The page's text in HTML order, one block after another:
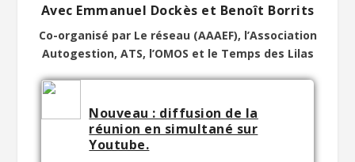
Avec Emmanuel Dockès et Benoît Borrits
Co-organisé par Le réseau (AAAEF), l’Association
Autogestion, ATS, l’OMOS et le Temps des Lilas
Nouveau : diffusion de la
réunion en simultané sur
Youtube.